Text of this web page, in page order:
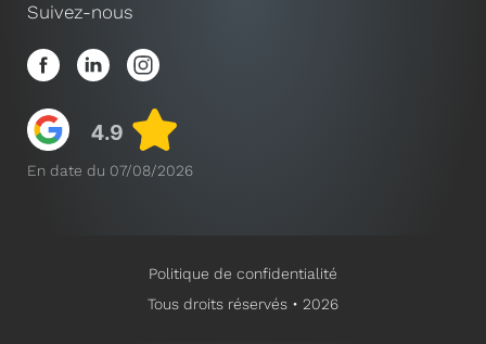
Suivez-nous
En date du 07/08/2026
Politique de confidentialité
Tous droits réservés • 2026